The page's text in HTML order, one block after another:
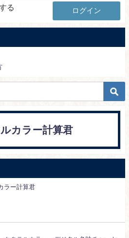
る
カラー計算君
ラー計算君